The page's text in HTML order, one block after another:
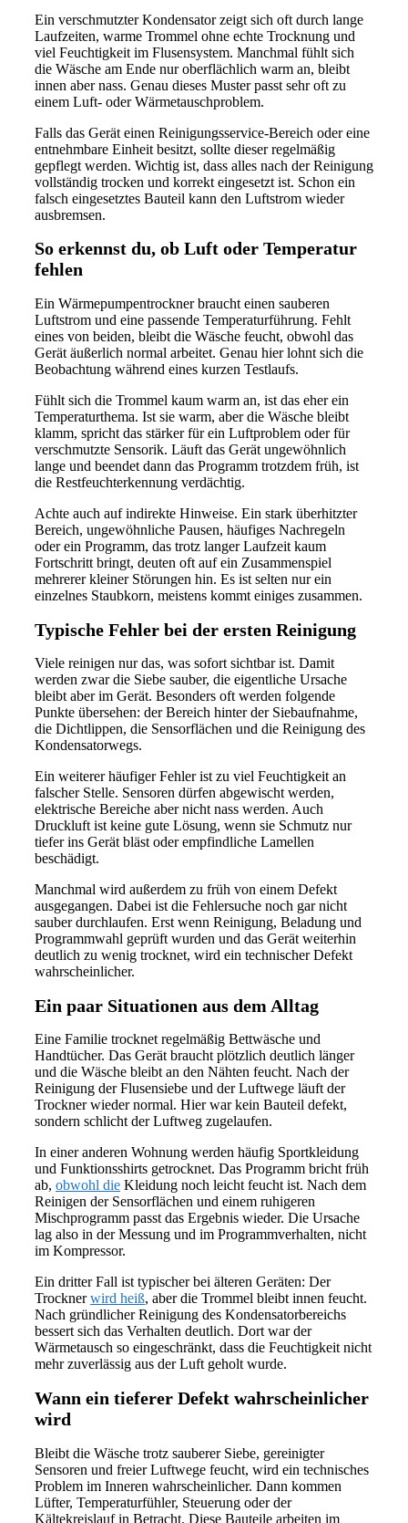
Ein verschmutzter Kondensator zeigt sich oft durch lange
Laufzeiten, warme Trommel ohne echte Trocknung und
viel Feuchtigkeit im Flusensystem. Manchmal fühlt sich
die Wäsche am Ende nur oberflächlich warm an, bleibt
innen aber nass. Genau dieses Muster passt sehr oft zu
einem Luft- oder Wärmetauschproblem.
Falls das Gerät einen Reinigungsservice-Bereich oder eine
entnehmbare Einheit besitzt, sollte dieser regelmäßig
gepflegt werden. Wichtig ist, dass alles nach der Reinigung
vollständig trocken und korrekt eingesetzt ist. Schon ein
falsch eingesetztes Bauteil kann den Luftstrom wieder
ausbremsen.
So erkennst du, ob Luft oder Temperatur
fehlen
Ein Wärmepumpentrockner braucht einen sauberen
Luftstrom und eine passende Temperaturführung. Fehlt
eines von beiden, bleibt die Wäsche feucht, obwohl das
Gerät äußerlich normal arbeitet. Genau hier lohnt sich die
Beobachtung während eines kurzen Testlaufs.
Fühlt sich die Trommel kaum warm an, ist das eher ein
Temperaturthema. Ist sie warm, aber die Wäsche bleibt
klamm, spricht das stärker für ein Luftproblem oder für
verschmutzte Sensorik. Läuft das Gerät ungewöhnlich
lange und beendet dann das Programm trotzdem früh, ist
die Restfeuchterkennung verdächtig.
Achte auch auf indirekte Hinweise. Ein stark überhitzter
Bereich, ungewöhnliche Pausen, häufiges Nachregeln
oder ein Programm, das trotz langer Laufzeit kaum
Fortschritt bringt, deuten oft auf ein Zusammenspiel
mehrerer kleiner Störungen hin. Es ist selten nur ein
einzelnes Staubkorn, meistens kommt einiges zusammen.
Typische Fehler bei der ersten Reinigung
Viele reinigen nur das, was sofort sichtbar ist. Damit
werden zwar die Siebe sauber, die eigentliche Ursache
bleibt aber im Gerät. Besonders oft werden folgende
Punkte übersehen: der Bereich hinter der Siebaufnahme,
die Dichtlippen, die Sensorflächen und die Reinigung des
Kondensatorwegs.
Ein weiterer häufiger Fehler ist zu viel Feuchtigkeit an
falscher Stelle. Sensoren dürfen abgewischt werden,
elektrische Bereiche aber nicht nass werden. Auch
Druckluft ist keine gute Lösung, wenn sie Schmutz nur
tiefer ins Gerät bläst oder empfindliche Lamellen
beschädigt.
Manchmal wird außerdem zu früh von einem Defekt
ausgegangen. Dabei ist die Fehlersuche noch gar nicht
sauber durchlaufen. Erst wenn Reinigung, Beladung und
Programmwahl geprüft wurden und das Gerät weiterhin
deutlich zu wenig trocknet, wird ein technischer Defekt
wahrscheinlicher.
Ein paar Situationen aus dem Alltag
Eine Familie trocknet regelmäßig Bettwäsche und
Handtücher. Das Gerät braucht plötzlich deutlich länger
und die Wäsche bleibt an den Nähten feucht. Nach der
Reinigung der Flusensiebe und der Luftwege läuft der
Trockner wieder normal. Hier war kein Bauteil defekt,
sondern schlicht der Luftweg zugelaufen.
In einer anderen Wohnung werden häufig Sportkleidung
und Funktionsshirts getrocknet. Das Programm bricht früh
ab, obwohl die Kleidung noch leicht feucht ist. Nach dem
Reinigen der Sensorflächen und einem ruhigeren
Mischprogramm passt das Ergebnis wieder. Die Ursache
lag also in der Messung und im Programmverhalten, nicht
im Kompressor.
Ein dritter Fall ist typischer bei älteren Geräten: Der
Trocknerwird heiß, aber die Trommel bleibt innen feucht.
Nach gründlicher Reinigung des Kondensatorbereichs
bessert sich das Verhalten deutlich. Dort war der
Wärmetausch so eingeschränkt, dass die Feuchtigkeit nicht
mehr zuverlässig aus der Luft geholt wurde.
Wann ein tieferer Defekt wahrscheinlicher
wird
Bleibt die Wäsche trotz sauberer Siebe, gereinigter
Sensoren und freier Luftwege feucht, wird ein technisches
Problem im Inneren wahrscheinlicher. Dann kommen
Lüfter, Temperaturfühler, Steuerung oder der
Kältekreislauf in Betracht. Diese Bauteile arbeiten im